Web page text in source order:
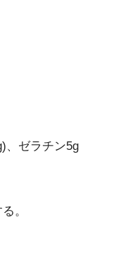
、ゼラチン5g
。